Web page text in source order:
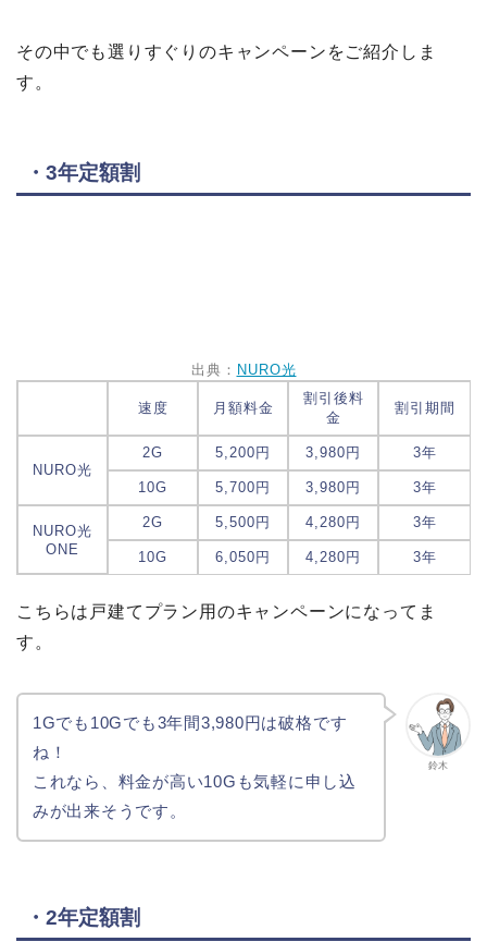
その中でも選りすぐりのキャンペーンをご紹介しま
す。
・3年定額割
出典： NURO光
速度 月額料金
割引後料
金
割引期間
NURO光
2G 5,200円 3,980円 3年
10G 5,700円 3,980円 3年
NURO光
ONE
2G 5,500円 4,280円 3年
10G 6,050円 4,280円 3年
こちらは戸建てプラン用のキャンペーンになってま
す。
鈴木
1Gでも10Gでも3年間3,980円は破格です
ね！
これなら、料金が高い10Gも気軽に申し込
みが出来そうです。
・2年定額割